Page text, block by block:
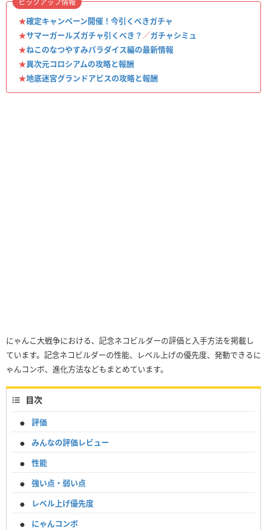
★確定キャンペーン開催！今引くべきガチャ
★サマーガールズガチャ引くべき？ ／ガチャシミュ
★ねこのなつやすみパラダイス編の最新情報
★異次元コロシアムの攻略と報酬
★地底迷宮グランドアビスの攻略と報酬
ピックアップ情報
にゃんこ大戦争における、記念ネコビルダーの評価と入手方法を掲載し
ています。記念ネコビルダーの性能、レベル上げの優先度、発動できるに
ゃんコンボ、進化方法などもまとめています。
目次
評価
みんなの評価レビュー
性能
強い点・弱い点
レベル上げ優先度
にゃんコンボ